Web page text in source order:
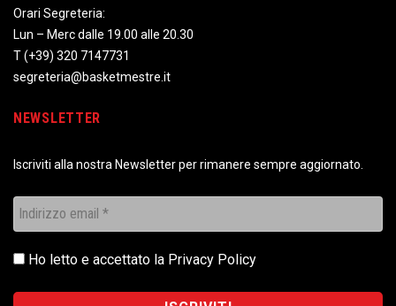
Orari Segreteria:
Lun – Merc dalle 19.00 alle 20.30
T(+39) 320 7147731
segreteria@basketmestre.it
NEWSLETTER
Iscriviti alla nostra Newsletter per rimanere sempre aggiornato.
Ho letto e accettato la Privacy Policy